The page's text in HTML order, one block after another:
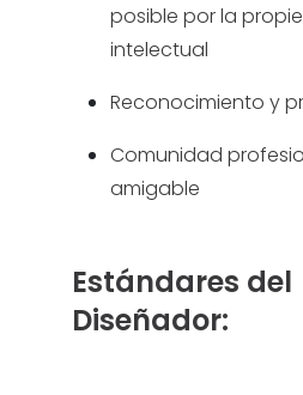
POLÍTICA DE PRIVACIDAD
CONTÁCTANOS
Nuevo diseño
ESPAÑOL
ENGLISH
posible por la
intelectual
Reconocimiento y
Comunidad
amigable
Estándares del
Diseñador: